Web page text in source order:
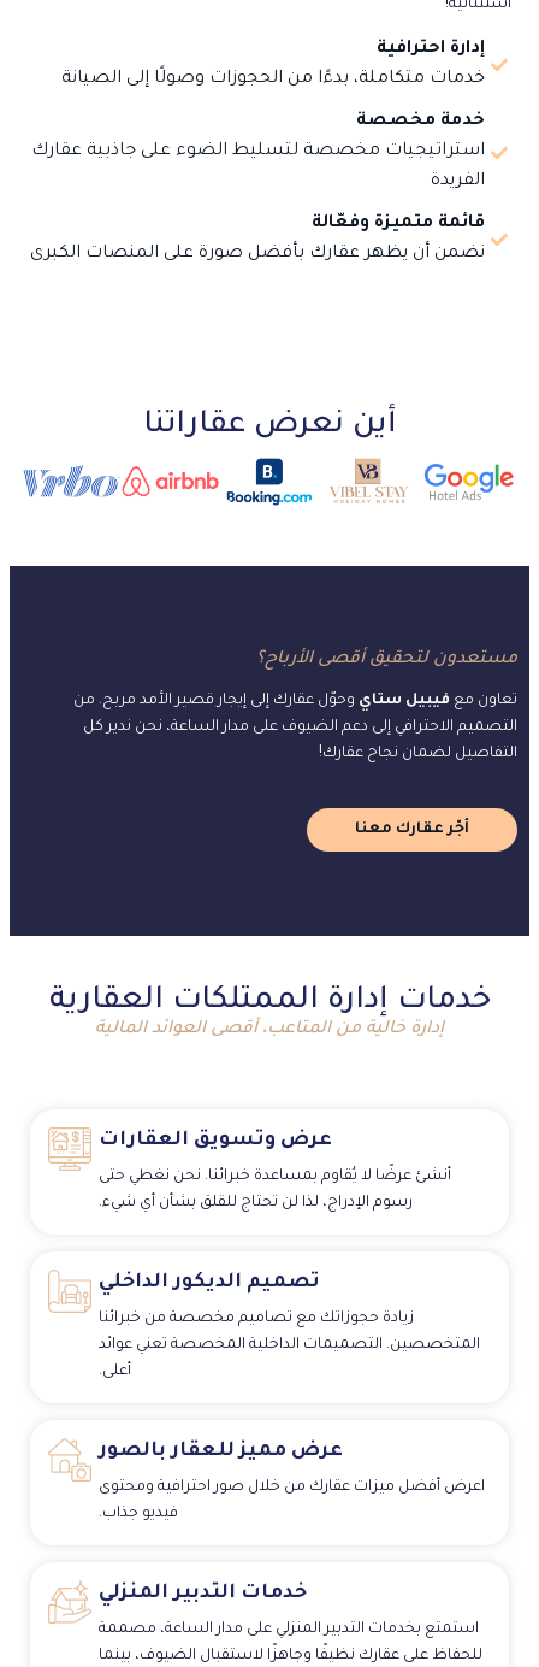
استثنائية!
إدارة احترافية
خدمات متكاملة، بدءًا من الحجوزات وصولًا إلى الصيانة
خدمة مخصصة
استراتيجيات مخصصة لتسليط الضوء على جاذبية عقارك
الفريدة
قائمة متميزة وفعّالة
نضمن أن يظهر عقارك بأفضل صورة على المنصات الكبرى
أين نعرض عقاراتنا
مستعدون لتحقيق أقصى الأرباح؟
تعاون مع فيبيل ستاي وحوّل عقارك إلى إيجار قصير الأمد مربح. من
التصميم الاحترافي إلى دعم الضيوف على مدار الساعة، نحن ندير كل
التفاصيل لضمان نجاح عقارك!
أجّر عقارك معنا
خدمات إدارة الممتلكات العقارية
إدارة خالية من المتاعب، أقصى العوائد المالية
عرض وتسويق العقارات
أنشئ عرضًا لا يُقاوم بمساعدة خبرائنا. نحن نغطي حتى
رسوم الإدراج، لذا لن تحتاج للقلق بشأن أي شيء.
تصميم الديكور الداخلي
زيادة حجوزاتك مع تصاميم مخصصة من خبرائنا
المتخصصين. التصميمات الداخلية المخصصة تعني عوائد
أعلى.
عرض مميز للعقار بالصور
اعرض أفضل ميزات عقارك من خلال صور احترافية ومحتوى
فيديو جذاب.
خدمات التدبير المنزلي
استمتع بخدمات التدبير المنزلي على مدار الساعة، مصممة
للحفاظ على عقارك نظيفًا وجاهزًا لاستقبال الضيوف، بينما